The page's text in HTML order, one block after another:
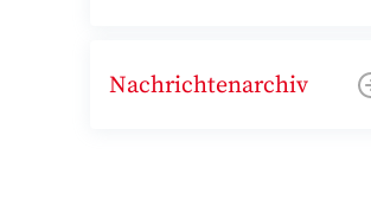
Nachrichtenarchiv